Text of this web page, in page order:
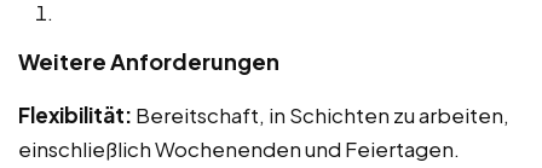
Weitere Anforderungen
Flexibilität: Bereitschaft, in Schichten zu arbeiten,
einschließlich Wochenenden und Feiertagen.